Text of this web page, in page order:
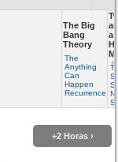
The Big
Bang
Theory
The
Anything
Can
Happen
Recurrence
a
+2 Horas ›